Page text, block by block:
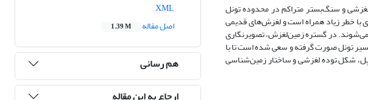
و سنگ‌‌بستر متراکم در محدوده تونل
با خطر زیاد همراه است و لغزش‌های قدیمی
در گستره زمین‌لغزش، تصویرنگاری
با مسیر تونل صورت گرفته و سعی شده است تا با
شکل توده لغزشی و ساختار زمین‌شناسی
اصل مقاله
1.39 M
هم رسانی
ارجاع به این مقاله